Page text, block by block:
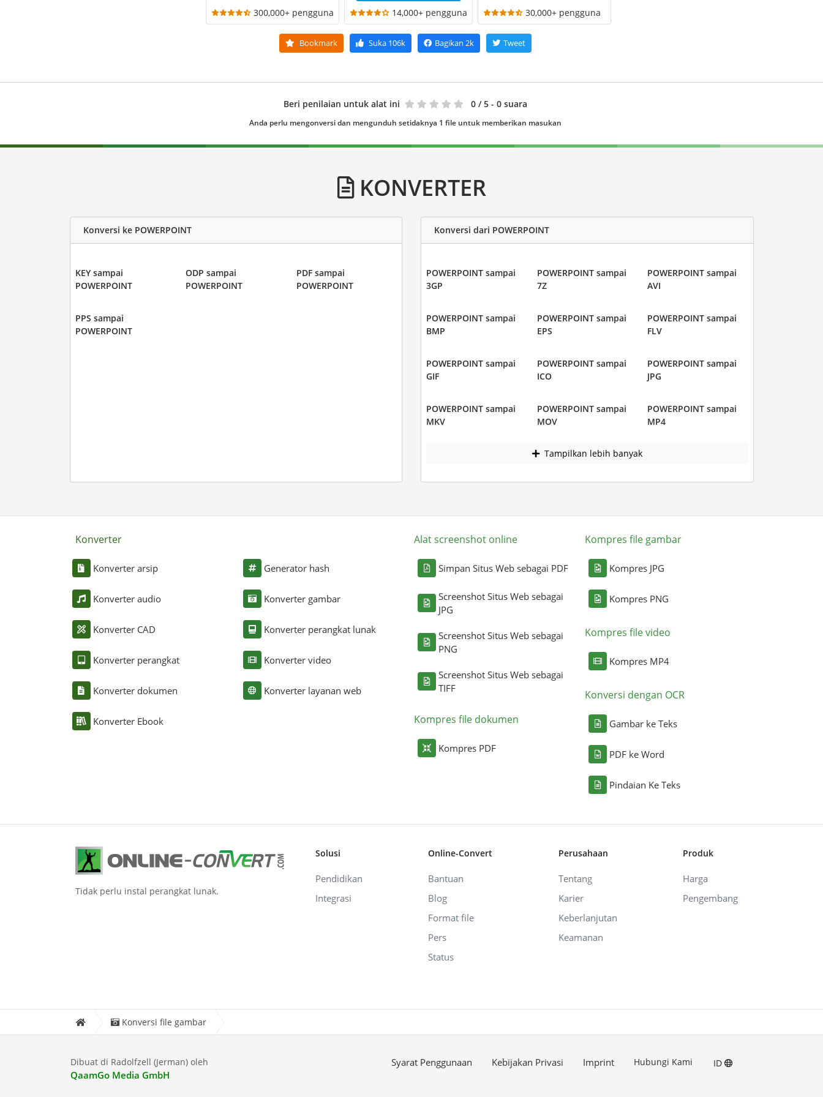
300,000+ pengguna 14,000+ pengguna 30,000+ pengguna
Bookmark Suka 106k Bagikan 2k Tweet
Beri penilaian untuk alat ini 0 / 5 - 0 suara
Anda perlu mengonversi dan mengunduh setidaknya 1 file untuk memberikan masukan
KONVERTER
Konversi ke POWERPOINT
KEY sampai
POWERPOINT
ODP sampai
POWERPOINT
PDF sampai
POWERPOINT
PPS sampai
POWERPOINT
Konversi dari POWERPOINT
POWERPOINT sampai
3GP
POWERPOINT sampai
7Z
POWERPOINT sampai
AVI
POWERPOINT sampai
BMP
POWERPOINT sampai
EPS
POWERPOINT sampai
FLV
POWERPOINT sampai
GIF
POWERPOINT sampai
ICO
POWERPOINT sampai
JPG
POWERPOINT sampai
MKV
POWERPOINT sampai
MOV
POWERPOINT sampai
MP4
Tampilkan lebih banyak
Konverter
Konverter arsip
Konverter audio
Konverter CAD
Konverter perangkat
Konverter dokumen
Konverter Ebook
Generator hash
Konverter gambar
Konverter perangkat lunak
Konverter video
Konverter layanan web
Alat screenshot online
Simpan Situs Web sebagai PDF
Screenshot Situs Web sebagai
JPG
Screenshot Situs Web sebagai
PNG
Screenshot Situs Web sebagai
TIFF
Kompres file dokumen
Kompres PDF
Kompres file gambar
Kompres JPG
Kompres PNG
Kompres file video
Kompres MP4
Konversi dengan OCR
Gambar ke Teks
PDF ke Word
Pindaian Ke Teks
Tidak perlu instal perangkat lunak.
Solusi
Pendidikan
Integrasi
Online-Convert
Bantuan
Blog
Format file
Pers
Status
Perusahaan
Tentang
Karier
Keberlanjutan
Keamanan
Produk
Harga
Pengembang
Konversi file gambar
Dibuat di Radolfzell (Jerman) oleh
QaamGo Media GmbH
Syarat Penggunaan Kebijakan Privasi Imprint Hubungi Kami ID